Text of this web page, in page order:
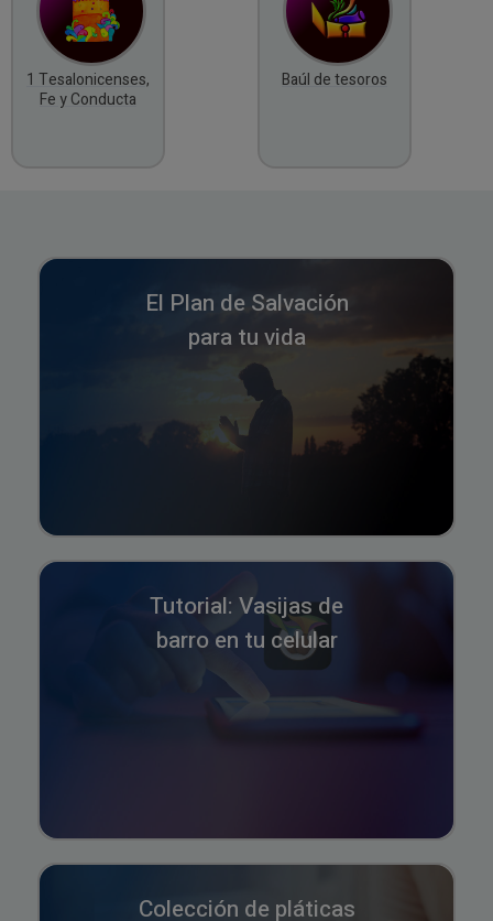
El Plan de Salvación
para tu vida
Tutorial: Vasijas de
barro en tu celular
Colección de pláticas
1 Tesalonicenses,
Fe y Conducta
Baúl de tesoros